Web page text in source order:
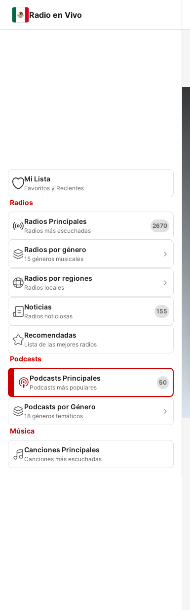
Radio en Vivo
Mi Lista
Favoritos y Recientes
Radios
Radios Principales
Radios más escuchadas
2670
Radios por género
15 géneros musicales
Radios por regiones
Radios locales
Noticias
Radios noticiosas
155
Recomendadas
Lista de las mejores radios
Podcasts
Podcasts Principales
Podcasts más populares
50
Podcasts por Género
18 géneros temáticos
Música
Canciones Principales
Canciones más escuchadas